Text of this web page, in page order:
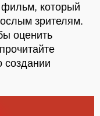
который
зрителям.
оценить
создании